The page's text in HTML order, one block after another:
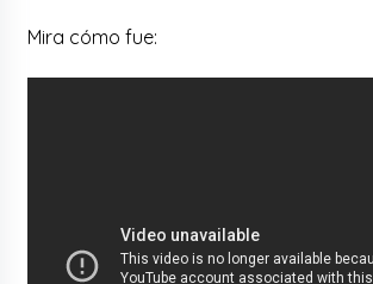
Mira cómo fue: